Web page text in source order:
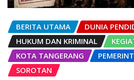
BERITA UTAMA
DUNIA
HUKUM DAN KRIMINAL
KOTA TANGERANG
SOROTAN